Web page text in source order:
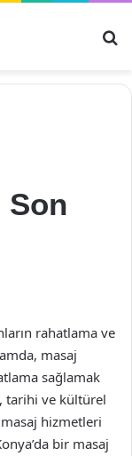
Son
rahatlama ve
masaj
sağlamak
tarihi ve kültürel
hizmetleri
bir masaj